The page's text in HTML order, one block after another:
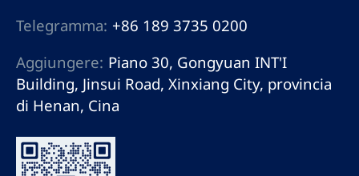
Telegramma: +86 189 3735 0200
Aggiungere: Piano 30, Gongyuan INT'I
Building, Jinsui Road, Xinxiang City, provincia
di Henan, Cina